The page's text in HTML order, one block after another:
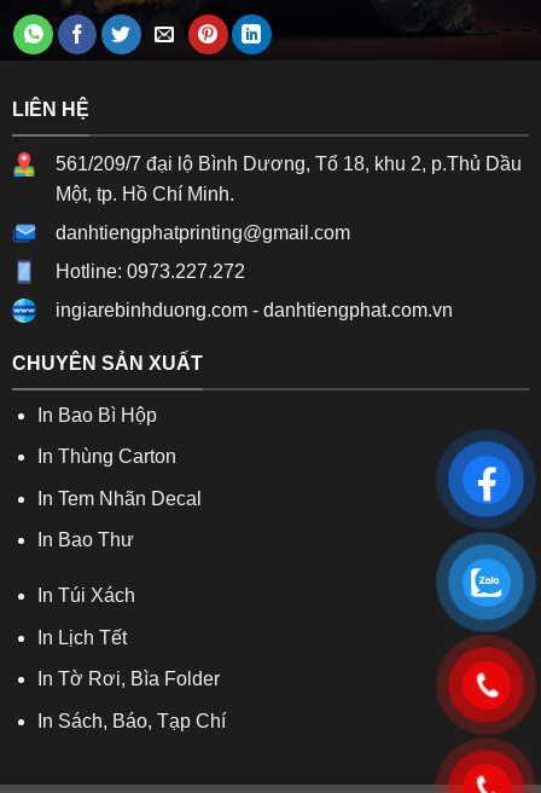
LIÊN HỆ
561/209/7 đại lộ Bình Dương, Tổ 18, khu 2, p.Thủ Dầu
Một, tp. Hồ Chí Minh.
danhtiengphatprinting@gmail.com
Hotline: 0973.227.272
ingiarebinhduong.com- danhtiengphat.com.vn
CHUYÊN SẢN XUẤT
In Bao Bì Hộp
In Thùng Carton
In Tem Nhãn Decal
In Bao Thư
In Túi Xách
In Lịch Tết
In Tờ Rơi, Bìa Folder
In Sách, Báo, Tạp Chí